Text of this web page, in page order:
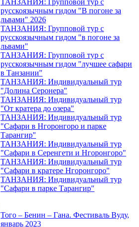
ТАНЗАНИЯ: Групповой тур с
русскоязычным гидом "В погоне за
львами" 2026
ТАНЗАНИЯ: Групповой тур с
русскоязычным гидом "в погоне за
львами"
ТАНЗАНИЯ: Групповой тур с
русскоязычным гидом "лучшее сафари
в Танзании"
ТАНЗАНИЯ: Индивидуальный тур
"Долина Серонера"
ТАНЗАНИЯ: Индивидуальный тур
"От кратера до озера"
ТАНЗАНИЯ: Индивидуальный тур
"Сафари в Нгоронгоро и парке
Тарангир"
ТАНЗАНИЯ: Индивидуальный тур
"Сафари в Серенгети и Нгоронгоро"
ТАНЗАНИЯ: Индивидуальный тур
"Сафари в кратере Нгоронгоро"
ТАНЗАНИЯ: Индивидуальный тур
"Сафари в парке Тарангир"
Того – Бенин – Гана. Фестиваль Вуду,
январь 2023